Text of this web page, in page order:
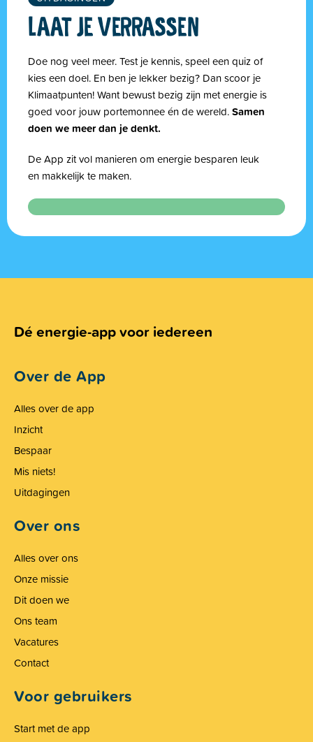
LAAT JE VERRASSEN
Doe nog veel meer. Test je kennis, speel een quiz of
kies een doel. En ben je lekker bezig? Dan scoor je
Klimaatpunten! Want bewust bezig zijn met energie is
goed voor jouw portemonnee én de wereld.Samen
doen we meer dan je denkt.
De App zit vol manieren om energie besparen leuk
en makkelijk te maken.
Dé energie-app voor iedereen
Over de App
Alles over de app
Inzicht
Bespaar
Mis niets!
Uitdagingen
Over ons
Alles over ons
Onze missie
Dit doen we
Ons team
Vacatures
Contact
Voor gebruikers
Start met de app